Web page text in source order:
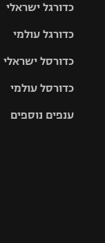
כדורגל ישראלי
גביע הטוטו
כדורגל עולמי
האלופות
ליגה
כדורסל ישראלי
סל
כדורסל עולמי
ענפים נוספים